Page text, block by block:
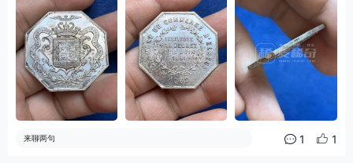
来聊两句 1 1